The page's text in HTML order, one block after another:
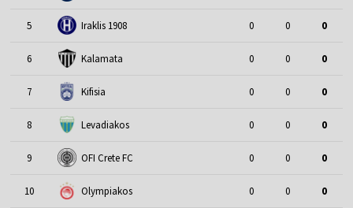
5 Iraklis 1908 0 0 0
6 Kalamata 0 0 0
7 Kifisia 0 0 0
8 Levadiakos 0 0 0
9 OFI Crete FC 0 0 0
10 Olympiakos 0 0 0